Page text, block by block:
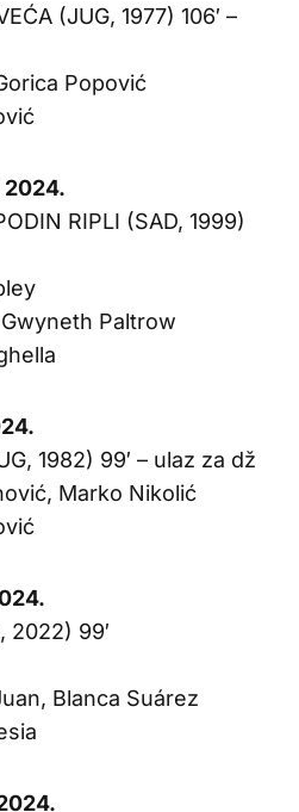
(JUG, 1977) 106′ –
Popović
2024.
RIPLI (SAD, 1999)
Paltrow
1982) 99′ – ulaz za dž
Marko Nikolić
2022) 99′
Blanca Suárez